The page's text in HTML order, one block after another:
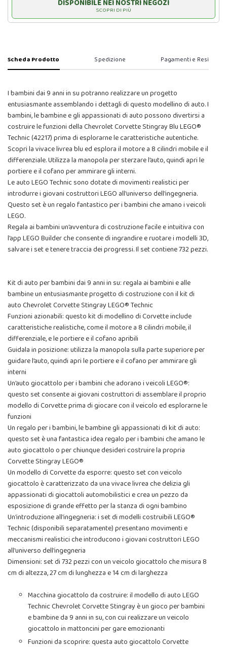
DISPONIBILE NEI NOSTRI NEGOZI
SCOPRI DI PIÙ
Scheda Prodotto Spedizione Pagamenti e Resi
I bambini dai 9 anni in su potranno realizzare un progetto
entusiasmante assemblando i dettagli di questo modellino di auto. I
bambini, le bambine e gli appassionati di auto possono divertirsi a
costruire le funzioni della Chevrolet Corvette Stingray Blu LEGO®
Technic (42217) prima di esplorarne le caratteristiche autentiche.
Scopri la vivace livrea blu ed esplora il motore a 8 cilindri mobile e il
differenziale. Utilizza la manopola per sterzare l’auto, quindi apri le
portiere e il cofano per ammirare gli interni.
Le auto LEGO Technic sono dotate di movimenti realistici per
introdurre i giovani costruttori LEGO all’universo dell’ingegneria.
Questo set è un regalo fantastico per i bambini che amano i veicoli
LEGO.
Regala ai bambini un’avventura di costruzione facile e intuitiva con
l’app LEGO Builder che consente di ingrandire e ruotare i modelli 3D,
salvare i set e tenere traccia dei progressi. Il set contiene 732 pezzi.
Kit di auto per bambini dai 9 anni in su: regala ai bambini e alle
bambine un entusiasmante progetto di costruzione con il kit di
auto Chevrolet Corvette Stingray LEGO® Technic
Funzioni azionabili: questo kit di modellino di Corvette include
caratteristiche realistiche, come il motore a 8 cilindri mobile, il
differenziale, e le portiere e il cofano apribili
Guidala in posizione: utilizza la manopola sulla parte superiore per
guidare l’auto, quindi apri le portiere e il cofano per ammirare gli
interni
Un’auto giocattolo per i bambini che adorano i veicoli LEGO®:
questo set consente ai giovani costruttori di assemblare il proprio
modello di Corvette prima di giocare con il veicolo ed esplorarne le
funzioni
Un regalo per i bambini, le bambine gli appassionati di kit di auto:
questo set è una fantastica idea regalo per i bambini che amano le
auto giocattolo o per chiunque desideri costruire la propria
Corvette Stingray LEGO®
Un modello di Corvette da esporre: questo set con veicolo
giocattolo è caratterizzato da una vivace livrea che delizia gli
appassionati di giocattoli automobilistici e crea un pezzo da
esposizione di grande effetto per la stanza di ogni bambino
Un’introduzione all’ingegneria: i set di modelli costruibili LEGO®
Technic (disponibili separatamente) presentano movimenti e
meccanismi realistici che introducono i giovani costruttori LEGO
all’universo dell’ingegneria
Dimensioni: set di 732 pezzi con un veicolo giocattolo che misura 8
cm di altezza, 27 cm di lunghezza e 14 cm di larghezza
Macchina giocattolo da costruire: il modello di auto LEGO
Technic Chevrolet Corvette Stingray è un gioco per bambini
e bambine da 9 anni in su, con cui realizzare un veicolo
giocattolo in mattoncini per gare emozionanti
Funzioni da scoprire: questa auto giocattolo Corvette